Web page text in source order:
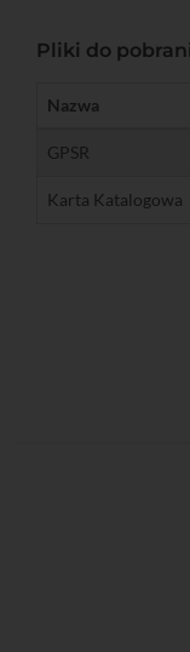
Pliki do
Nazwa
GPSR
Karta Katalogowa